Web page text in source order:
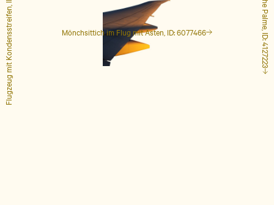
Mönchsittich im Flug mit Ästen, ID: 6077466 Hohe Palme, ID: 4127223
Flugzeug mit Kondensstreifen, ID: 1848649